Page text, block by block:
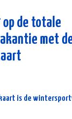
de totale
met
is de